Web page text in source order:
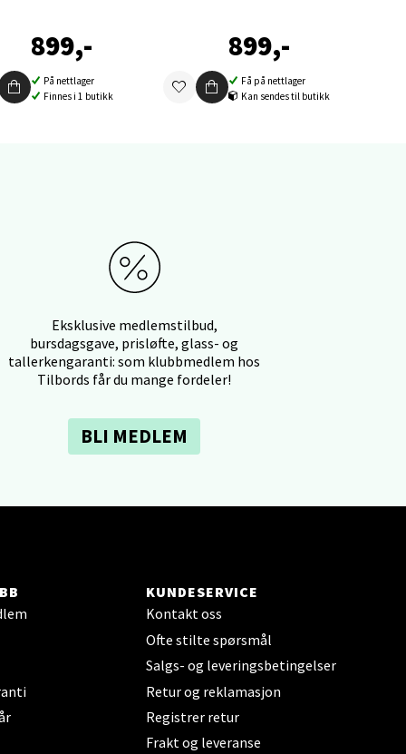
899,-
På nettlager
Finnes i 1 butikk
899,-
Få på nettlager
Kan sendes til butikk
Eksklusive medlemstilbud,
bursdagsgave, prisløfte, glass- og
tallerkengaranti: som klubbmedlem hos
Tilbords får du mange fordeler!
BLI MEDLEM
KUNDESERVICE
Kontakt oss
Ofte stilte spørsmål
Salgs- og leveringsbetingelser
Retur og reklamasjon
Registrer retur
Frakt og leveranse